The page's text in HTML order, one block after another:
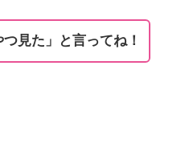
見た」と言ってね！